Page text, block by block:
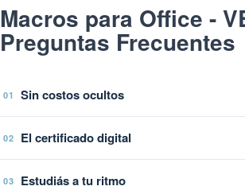
Macros para Office -
Preguntas Frecuentes
01 Sin costos ocultos
02 El certificado digital
03 Estudiás a tu ritmo